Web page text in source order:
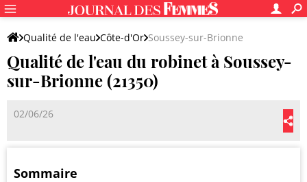
Qualité de l'eau Côte-d'Or Soussey-sur-Brionne
Qualité de l'eau du robinet à Soussey-
sur-Brionne (21350)
02/06/26
Sommaire